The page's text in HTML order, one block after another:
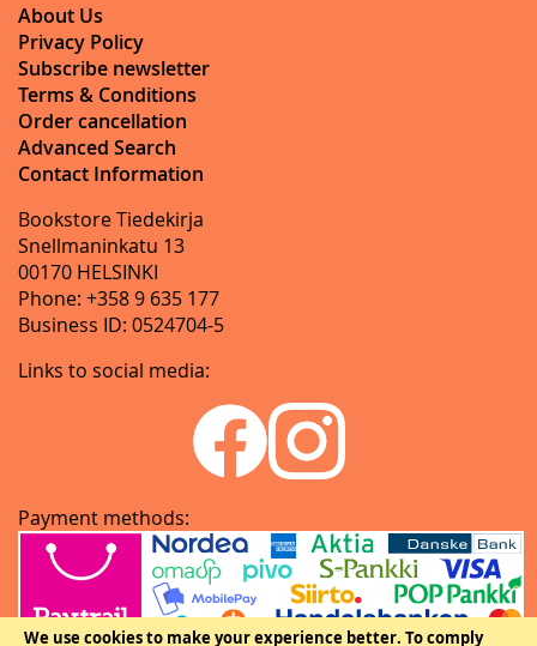
We use cookies to make your experience better. To comply
About Us
Privacy Policy
Subscribe newsletter
Terms & Conditions
Order cancellation
Advanced Search
Contact Information
Bookstore Tiedekirja
Snellmaninkatu 13
00170 HELSINKI
Phone: +358 9 635 177
Business ID: 0524704-5
Links to social media:
Payment methods: